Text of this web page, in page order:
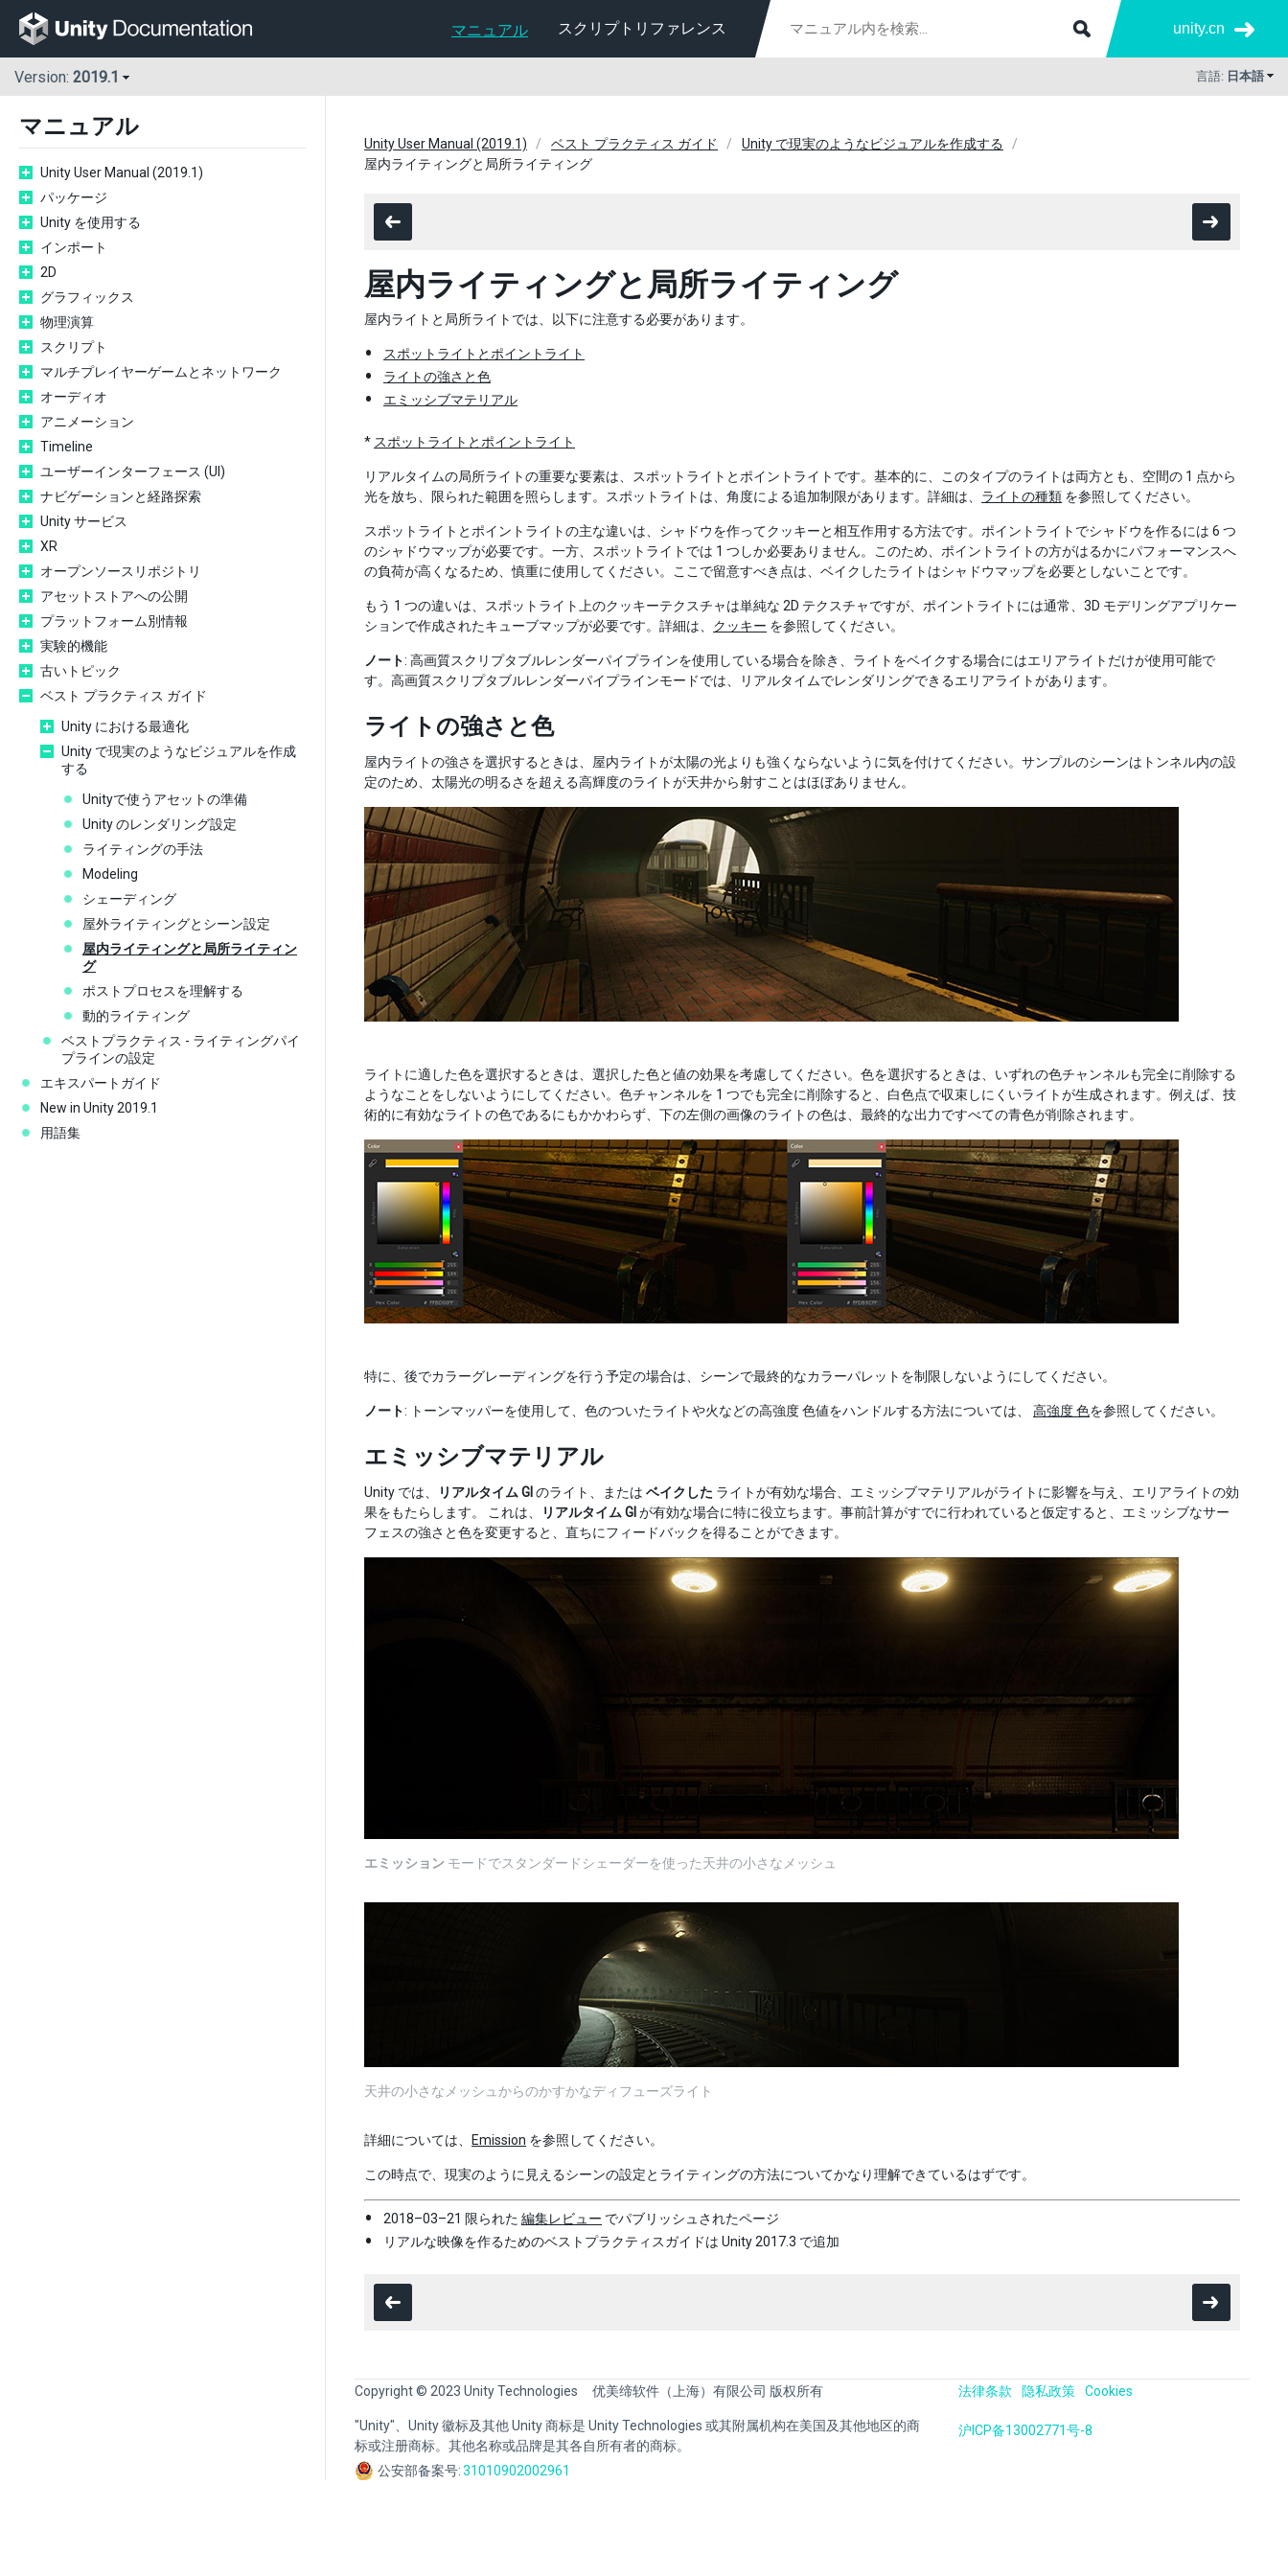
マニュアル スクリプトリファレンス unity.cn
Version: 2019.1 言語: 日本語
マニュアル
Unity User Manual (2019.1)
パッケージ
Unity を使用する
インポート
2D
グラフィックス
物理演算
スクリプト
マルチプレイヤーゲームとネットワーク
オーディオ
アニメーション
Timeline
ユーザーインターフェース (UI)
ナビゲーションと経路探索
Unity サービス
XR
オープンソースリポジトリ
アセットストアへの公開
プラットフォーム別情報
実験的機能
古いトピック
ベスト プラクティス ガイド
Unity における最適化
Unity で現実のようなビジュアルを作成
する
Unityで使うアセットの準備
Unity のレンダリング設定
ライティングの手法
Modeling
シェーディング
屋外ライティングとシーン設定
屋内ライティングと局所ライティン
グ
ポストプロセスを理解する
動的ライティング
ベストプラクティス - ライティングパイ
プラインの設定
エキスパートガイド
New in Unity 2019.1
用語集
Unity User Manual (2019.1) ベスト プラクティス ガイド
Unity で現実のようなビジュアルを作成する
屋内ライティングと局所ライティング
屋内ライティングと局所ライティング
屋内ライトと局所ライトでは、以下に注意する必要があります。
スポットライトとポイントライト
ライトの強さと色
エミッシブマテリアル
* スポットライトとポイントライト
リアルタイムの局所ライトの重要な要素は、スポットライトとポイントライトです。基本的に、このタイプのライトは両方とも、空間の 1 点から
光を放ち、限られた範囲を照らします。スポットライトは、角度による追加制限があります。詳細は、 ライトの種類 を参照してください。
スポットライトとポイントライトの主な違いは、シャドウを作ってクッキーと相互作用する方法です。ポイントライトでシャドウを作るには 6 つ
のシャドウマップが必要です。一方、スポットライトでは 1 つしか必要ありません。このため、ポイントライトの方がはるかにパフォーマンスへ
の負荷が高くなるため、慎重に使用してください。ここで留意すべき点は、ベイクしたライトはシャドウマップを必要としないことです。
もう 1 つの違いは、スポットライト上のクッキーテクスチャは単純な 2D テクスチャですが、ポイントライトには通常、3D モデリングアプリケー
ションで作成されたキューブマップが必要です。詳細は、 クッキー を参照してください。
ノート: 高画質スクリプタブルレンダーパイプラインを使用している場合を除き、ライトをベイクする場合にはエリアライトだけが使用可能で
す。高画質スクリプタブルレンダーパイプラインモードでは、リアルタイムでレンダリングできるエリアライトがあります。
ライトの強さと色
屋内ライトの強さを選択するときは、屋内ライトが太陽の光よりも強くならないように気を付けてください。サンプルのシーンはトンネル内の設
定のため、太陽光の明るさを超える高輝度のライトが天井から射すことはほぼありません。
ライトに適した色を選択するときは、選択した色と値の効果を考慮してください。色を選択するときは、いずれの色チャンネルも完全に削除する
ようなことをしないようにしてください。色チャンネルを 1 つでも完全に削除すると、白色点で収束しにくいライトが生成されます。例えば、技
術的に有効なライトの色であるにもかかわらず、下の左側の画像のライトの色は、最終的な出力ですべての青色が削除されます。
特に、後でカラーグレーディングを行う予定の場合は、シーンで最終的なカラーパレットを制限しないようにしてください。
ノート: トーンマッパーを使用して、色のついたライトや火などの高強度 色値をハンドルする方法については、 高強度 色を参照してください。
エミッシブマテリアル
Unity では、 リアルタイム GI のライト、または ベイクした ライトが有効な場合、エミッシブマテリアルがライトに影響を与え、エリアライトの効
果をもたらします。 これは、
リアルタイム GI が有効な場合に特に役立ちます。事前計算がすでに行われていると仮定すると、エミッシブなサー
フェスの強さと色を変更すると、直ちにフィードバックを得ることができます。
エミッション モードでスタンダードシェーダーを使った天井の小さなメッシュ
天井の小さなメッシュからのかすかなディフューズライト
詳細については、 Emission を参照してください。
この時点で、現実のように見えるシーンの設定とライティングの方法についてかなり理解できているはずです。
2018–03–21 限られた 編集レビュー でパブリッシュされたページ
リアルな映像を作るためのベストプラクティスガイドは Unity 2017.3 で追加
Copyright © 2023 Unity Technologies 优美缔软件（上海）有限公司 版权所有
"Unity"、Unity 徽标及其他 Unity 商标是 Unity Technologies 或其附属机构在美国及其他地区的商
标或注册商标。其他名称或品牌是其各自所有者的商标。
公安部备案号:31010902002961
法律条款 隐私政策 Cookies
沪ICP备13002771号-8